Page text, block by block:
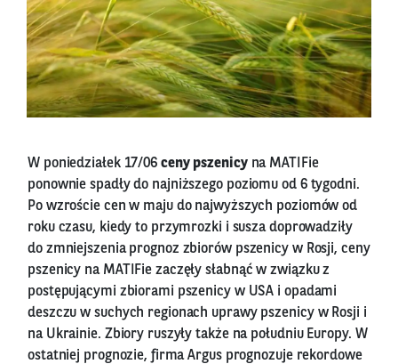
W poniedziałek 17/06 ceny pszenicyna MATIFie
ponownie spadły do najniższego poziomu od 6 tygodni.
Po wzroście cen w maju do najwyższych poziomów od
roku czasu, kiedy to przymrozki i susza doprowadziły
do zmniejszenia prognoz zbiorów pszenicy w Rosji, ceny
pszenicy na MATIFie zaczęły słabnąć w związku z
postępującymi zbiorami pszenicy w USA i opadami
deszczu w suchych regionach uprawy pszenicy w Rosji i
na Ukrainie. Zbiory ruszyły także na południu Europy. W
ostatniej prognozie, firma Argus prognozuje rekordowe